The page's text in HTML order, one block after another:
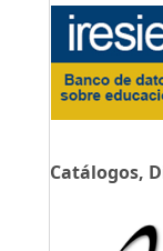
Catálogos,